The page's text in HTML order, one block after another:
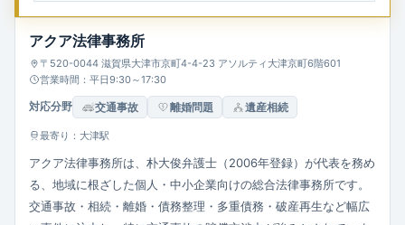
アクア法律事務所
〒520-0044 滋賀県大津市京町4-4-23 アソルティ大津京町6階601
営業時間：平日9:30～17:30
対応分野 交通事故 離婚問題 遺産相続
最寄り：大津駅
アクア法律事務所は、朴大俊弁護士（2006年登録）が代表を務め
る、地域に根ざした個人・中小企業向けの総合法律事務所です。
交通事故・相続・離婚・債務整理・多重債務・破産再生など幅広